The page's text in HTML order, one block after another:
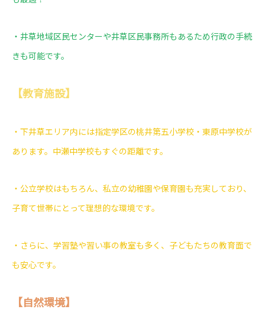
・井草地域区民センターや井草区民事務所もあるため行政の手続
きも可能です。
【教育施設】
・下井草エリア内には指定学区の桃井第五小学校・東原中学校が
あります。中瀬中学校もすぐの距離です。
・公立学校はもちろん、私立の幼稚園や保育園も充実しており、
子育て世帯にとって理想的な環境です。
・さらに、学習塾や習い事の教室も多く、子どもたちの教育面で
も安心です。
【自然環境】